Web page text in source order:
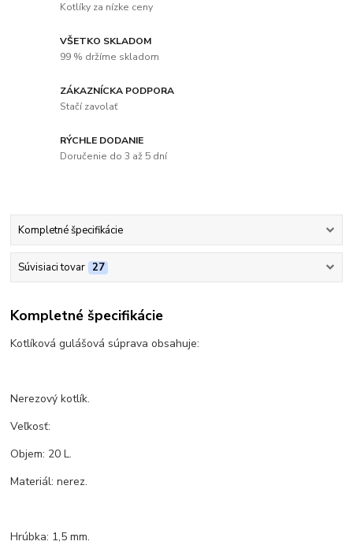
Kotlíky za nízke ceny
VŠETKO SKLADOM
99 % držíme skladom
ZÁKAZNÍCKA PODPORA
Stačí zavolať
RÝCHLE DODANIE
Doručenie do 3 až 5 dní
Kompletné špecifikácie
Súvisiaci tovar 27
Kompletné špecifikácie
Kotlíková gulášová súprava obsahuje:
Nerezový kotlík.
Veľkosť:
Objem: 20 L.
Materiál: nerez.
Hrúbka: 1,5 mm.